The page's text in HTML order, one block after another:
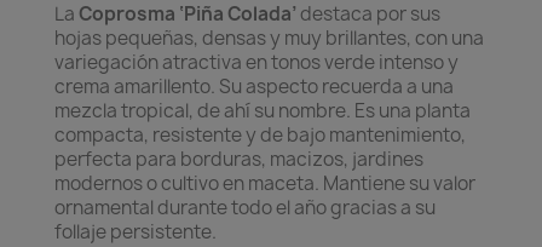
La Coprosma ‘Piña Colada’ destaca por sus
hojas pequeñas, densas y muy brillantes, con una
variegación atractiva en tonos verde intenso y
crema amarillento. Su aspecto recuerda a una
mezcla tropical, de ahí su nombre. Es una planta
compacta, resistente y de bajo mantenimiento,
perfecta para borduras, macizos, jardines
modernos o cultivo en maceta. Mantiene su valor
ornamental durante todo el año gracias a su
follaje persistente.